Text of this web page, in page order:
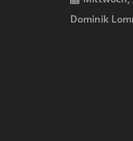
Dominik